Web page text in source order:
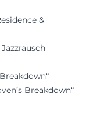
&
Breakdown“